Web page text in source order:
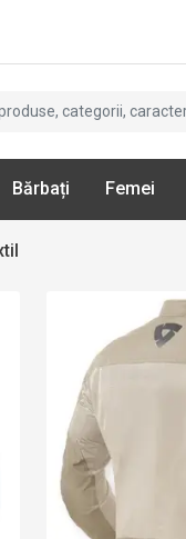
Bărbați Femei